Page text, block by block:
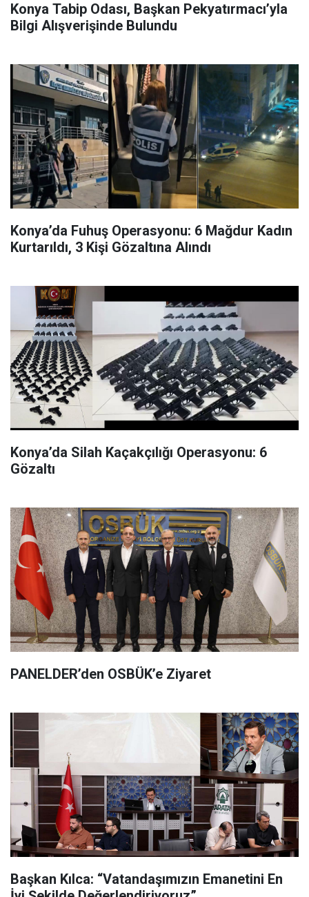
Konya Tabip Odası, Başkan Pekyatırmacı’yla
Bilgi Alışverişinde Bulundu
Konya’da Fuhuş Operasyonu: 6 Mağdur Kadın
Kurtarıldı, 3 Kişi Gözaltına Alındı
Konya’da Silah Kaçakçılığı Operasyonu: 6
Gözaltı
PANELDER’den OSBÜK’e Ziyaret
Başkan Kılca: “Vatandaşımızın Emanetini En